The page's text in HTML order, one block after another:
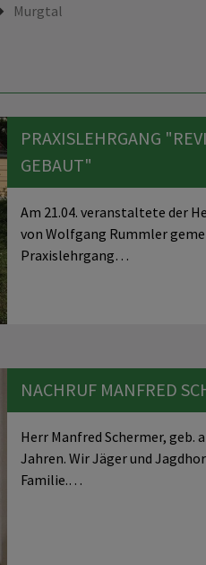
Murgtal
PRAXISLEHRGANG
GEBAUT"
Am 21.04. veranstaltete der
von Wolfgang Rummler
Praxislehrgang…
NACHRUF MANFRED
Herr Manfred Schermer, geb.
Jahren. Wir Jäger und
Familie.…